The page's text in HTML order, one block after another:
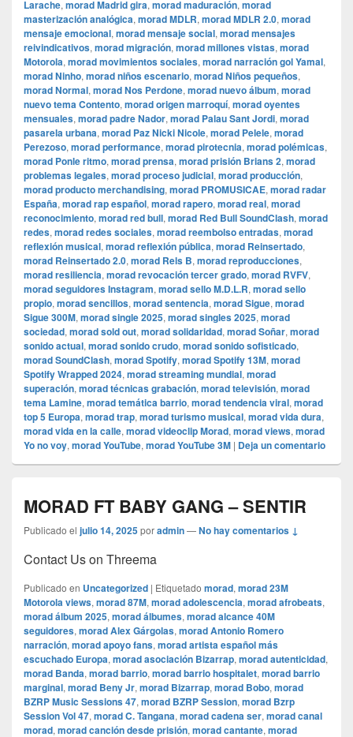
Larache, morad Madrid gira, morad maduración, morad
masterización analógica, morad MDLR, morad MDLR 2.0, morad
mensaje emocional, morad mensaje social, morad mensajes
reivindicativos, morad migración, morad millones vistas, morad
Motorola, morad movimientos sociales, morad narración gol Yamal,
morad Ninho, morad niños escenario, morad Niños pequeños,
morad Normal, morad Nos Perdone, morad nuevo álbum, morad
nuevo tema Contento, morad origen marroquí, morad oyentes
mensuales, morad padre Nador, morad Palau Sant Jordi, morad
pasarela urbana, morad Paz Nicki Nicole, morad Pelele, morad
Perezoso, morad performance, morad pirotecnia, morad polémicas,
morad Ponle ritmo, morad prensa, morad prisión Brians 2, morad
problemas legales, morad proceso judicial, morad producción,
morad producto merchandising, morad PROMUSICAE, morad radar
España, morad rap español, morad rapero, morad real, morad
reconocimiento, morad red bull, morad Red Bull SoundClash, morad
redes, morad redes sociales, morad reembolso entradas, morad
reflexión musical, morad reflexión pública, morad Reinsertado,
morad Reinsertado 2.0, morad Rels B, morad reproducciones,
morad resiliencia, morad revocación tercer grado, morad RVFV,
morad seguidores Instagram, morad sello M.D.L.R, morad sello
propio, morad sencillos, morad sentencia, morad Sigue, morad
Sigue 300M, morad single 2025, morad singles 2025, morad
sociedad, morad sold out, morad solidaridad, morad Soñar, morad
sonido actual, morad sonido crudo, morad sonido sofisticado,
morad SoundClash, morad Spotify, morad Spotify 13M, morad
Spotify Wrapped 2024, morad streaming mundial, morad
superación, morad técnicas grabación, morad televisión, morad
tema Lamine, morad temática barrio, morad tendencia viral, morad
top 5 Europa, morad trap, morad turismo musical, morad vida dura,
morad vida en la calle, morad videocli‏p Morad, morad views, morad
Yo no voy, morad YouTube, morad YouTube 3M | Deja un comentario
MORAD FT BABY GANG – SENTIR
Publicado el julio 14, 2025poradmin—No hay comentarios ↓
Contact Us on Threema
Publicado en Uncategorized | Etiquetado morad, morad 23M
Motorola views, morad 87M, morad adolescencia, morad afrobeats,
morad álbum 2025, morad álbumes, morad alcance 40M
seguidores, morad Alex Gárgolas, morad Antonio Romero
narración, morad apoyo fans, morad artista español más
escuchado Europa, morad asociación Bizarrap, morad autenticidad,
morad Banda, morad barrio, morad barrio hospitalet, morad barrio
marginal, morad Beny Jr, morad Bizarrap, morad Bobo, morad
BZRP Music Sessions 47, morad BZRP Session, morad Bzrp
Session Vol 47, morad C. Tangana, morad cadena ser, morad canal
morad, morad canción desde prisión, morad cantante, morad